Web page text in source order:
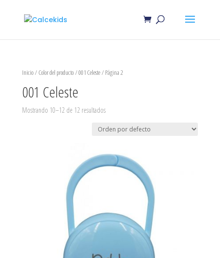
Inicio/ Color del producto /001 Celeste/ Página 2
001 Celeste
Mostrando 10–12 de 12 resultados